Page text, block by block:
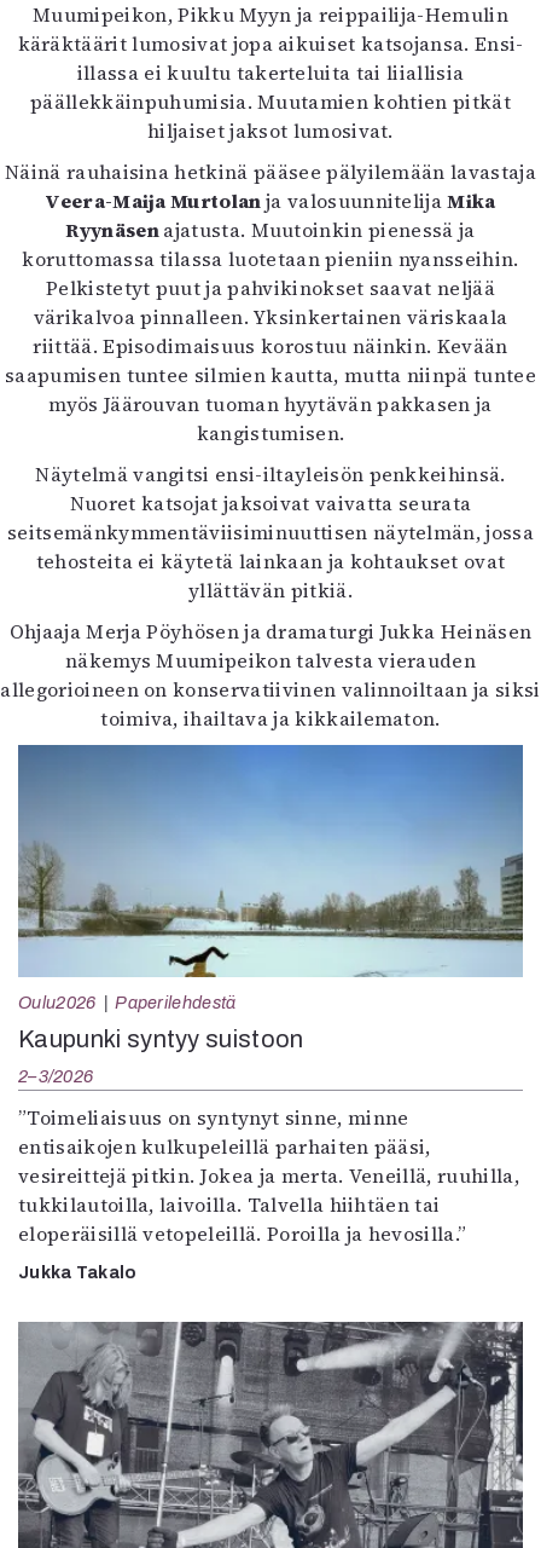
Muumipeikon, Pikku Myyn ja reippailija-Hemulin
käräktäärit lumosivat jopa aikuiset katsojansa. Ensi-
illassa ei kuultu takerteluita tai liiallisia
päällekkäinpuhumisia. Muutamien kohtien pitkät
hiljaiset jaksot lumosivat.
Näinä rauhaisina hetkinä pääsee pälyilemään lavastaja
Veera-Maija Murtolanja valosuunnitelijaMika
Ryynäsenajatusta. Muutoinkin pienessä ja
koruttomassa tilassa luotetaan pieniin nyansseihin.
Pelkistetyt puut ja pahvikinokset saavat neljää
värikalvoa pinnalleen. Yksinkertainen väriskaala
riittää. Episodimaisuus korostuu näinkin. Kevään
saapumisen tuntee silmien kautta, mutta niinpä tuntee
myös Jäärouvan tuoman hyytävän pakkasen ja
kangistumisen.
Näytelmä vangitsi ensi-iltayleisön penkkeihinsä.
Nuoret katsojat jaksoivat vaivatta seurata
seitsemänkymmentäviisiminuuttisen näytelmän, jossa
tehosteita ei käytetä lainkaan ja kohtaukset ovat
yllättävän pitkiä.
Ohjaaja Merja Pöyhösen ja dramaturgi Jukka Heinäsen
näkemys Muumipeikon talvesta vierauden
allegorioineen on konservatiivinen valinnoiltaan ja siksi
toimiva, ihailtava ja kikkailematon.
Oulu2026 Paperilehdestä
Kaupunki syntyy suistoon
2–3/2026
”Toimeliaisuus on syntynyt sinne, minne
entisaikojen kulkupeleillä parhaiten pääsi,
vesireittejä pitkin. Jokea ja merta. Veneillä, ruuhilla,
tukkilautoilla, laivoilla. Talvella hiihtäen tai
eloperäisillä vetopeleillä. Poroilla ja hevosilla.”
Jukka Takalo